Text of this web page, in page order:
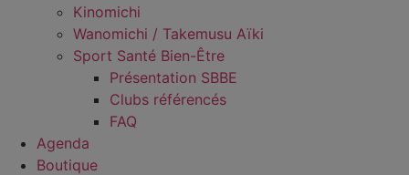
Kinomichi
Wanomichi / Takemusu Aïki
Sport Santé Bien-Être
Présentation SBBE
Clubs référencés
FAQ
Agenda
Boutique